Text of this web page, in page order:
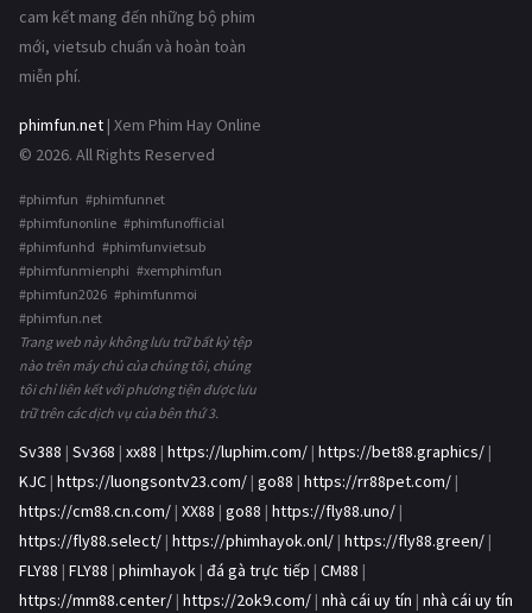
cam kết mang đến những bộ phim
mới, vietsub chuẩn và hoàn toàn
miễn phí.
phimfun.net | Xem Phim Hay Online
© 2026. All Rights Reserved
#phimfun #phimfunnet
#phimfunonline #phimfunofficial
#phimfunhd #phimfunvietsub
#phimfunmienphi #xemphimfun
#phimfun2026 #phimfunmoi
#phimfun.net
Trang web này không lưu trữ bất kỳ tệp
nào trên máy chủ của chúng tôi, chúng
tôi chỉ liên kết với phương tiện được lưu
trữ trên các dịch vụ của bên thứ 3.
Sv388 | Sv368 | xx88 | https://luphim.com/ | https://bet88.graphics/ |
KJC | https://luongsontv23.com/ | go88 | https://rr88pet.com/ |
https://cm88.cn.com/ | XX88 | go88 | https://fly88.uno/ |
https://fly88.select/ | https://phimhayok.onl/ | https://fly88.green/ |
FLY88 | FLY88 | phimhayok | đá gà trực tiếp | CM88 |
https://mm88.center/ | https://2ok9.com/ | nhà cái uy tín | nhà cái uy tín